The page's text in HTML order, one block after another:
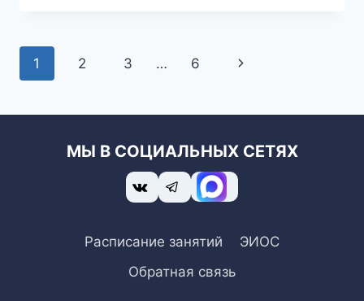
Навигация
1 2 3 … 6
След.
МЫ В СОЦИАЛЬНЫХ СЕТЯХ
Расписание занятий
ЭИОС
Обратная связь